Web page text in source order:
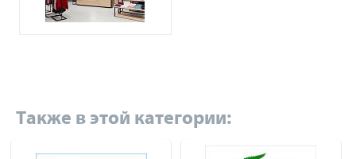
Также в этой категории: